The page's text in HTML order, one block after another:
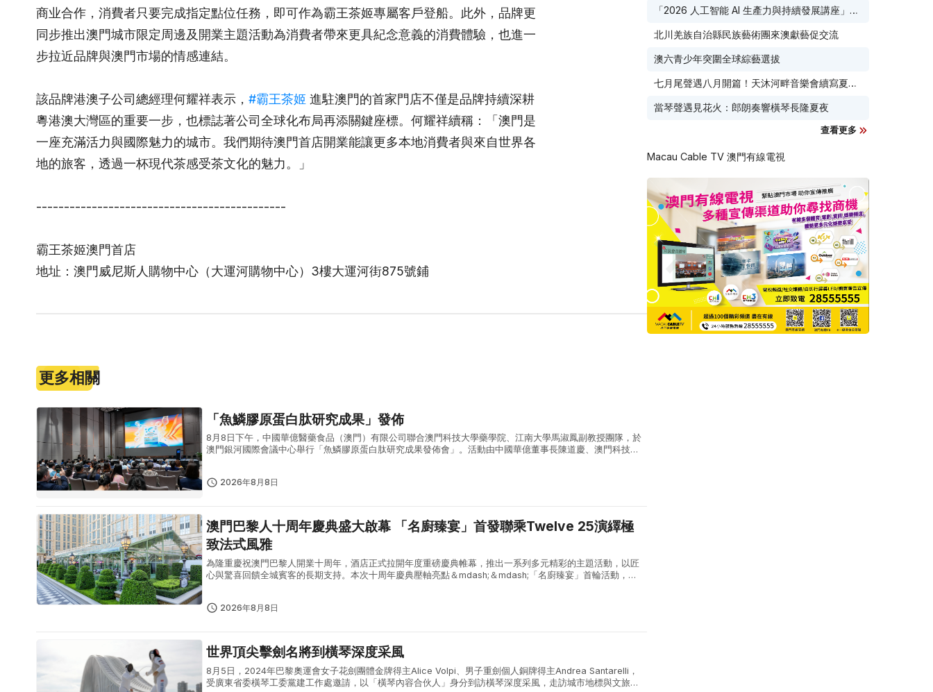
商业合作，消費者只要完成指定點位任務，即可作為霸王茶姬專屬客戶登船。此外，品牌更
同步推出澳門城市限定周邊及開業主題活動為消費者帶來更具紀念意義的消費體驗，也進一
步拉近品牌與澳門市場的情感連結。
該品牌港澳子公司總經理何耀祥表示， #霸王茶姬 進駐澳門的首家門店不僅是品牌持續深耕
粵港澳大灣區的重要一步，也標誌著公司全球化布局再添關鍵座標。何耀祥續稱：「澳門是
一座充滿活力與國際魅力的城市。我們期待澳門首店開業能讓更多本地消費者與來自世界各
地的旅客，透過一杯現代茶感受茶文化的魅力。」
---------------------------------------------
霸王茶姬澳門首店
地址：澳門威尼斯人購物中心（大運河購物中心）3樓大運河街875號鋪
更多相關
「魚鱗膠原蛋白肽研究成果」發佈
8月8日下午，中國華億醫藥食品（澳門）有限公司聯合澳門科技大學藥學院、江南大學馬淑鳳副教授團隊，於
澳門銀河國際會議中心舉行「魚鱗膠原蛋白肽研究成果發佈會」。活動由中國華億董事長陳道慶、澳門科技大
2026年8月8日
澳門巴黎人十周年慶典盛大啟幕 「名廚臻宴」首發聯乘Twelve 25演繹極
致法式風雅
為隆重慶祝澳門巴黎人開業十周年，酒店正式拉開年度重磅慶典帷幕，推出一系列多元精彩的主題活動，以匠
心與驚喜回饋全城賓客的長期支持。本次十周年慶典壓軸亮點＆mdash;＆mdash;「名廚臻宴」首輪活動，重
2026年8月8日
世界頂尖擊劍名將到橫琴深度采風
8月5日，2024年巴黎奧運會女子花劍團體金牌得主Alice Volpi、男子重劍個人銅牌得主Andrea Santarelli，
受廣東省委橫琴工委黨建工作處邀請，以「橫琴內容合伙人」身分到訪橫琴深度采風，走訪城市地標與文旅據
「2026 人工智能 AI 生產力與持續發展講座」8
北川羌族自治縣民族藝術團來澳獻藝促交流
澳六青少年突圍全球綜藝選拔
七月尾聲遇八月開篇！天沐河畔音樂會續寫夏夜
當琴聲遇見花火：郎朗奏響橫琴長隆夏夜
查看更多
Macau Cable TV 澳門有線電視